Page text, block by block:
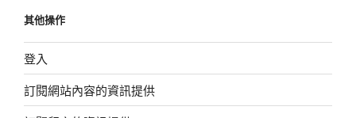
其他操作
登入
訂閱網站內容的資訊提供